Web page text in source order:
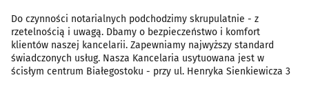
Do czynności notarialnych podchodzimy skrupulatnie - z
rzetelnością i uwagą. Dbamy o bezpieczeństwo i komfort
klientów naszej kancelarii. Zapewniamy najwyższy standard
świadczonych usług. Nasza Kancelaria usytuowana jest w
ścisłym centrum Białegostoku - przy ul. Henryka Sienkiewicza 3